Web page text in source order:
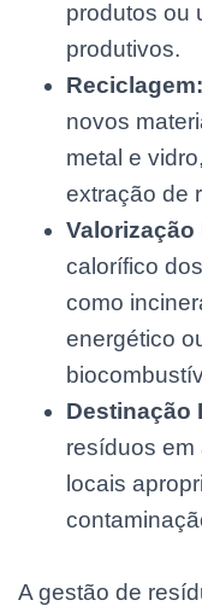
produtos ou
produtivos.
Reciclagem:
novos
metal e
extração de
Valorização
calorífico
como
energético
Destinação
resíduos em
locais
A gestão de